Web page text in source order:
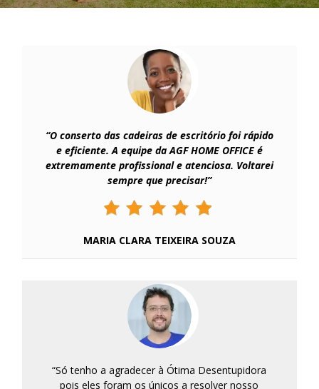
“O conserto das cadeiras de escritório foi rápido
e eficiente. A equipe da AGF HOME OFFICE é
extremamente profissional e atenciosa. Voltarei
sempre que precisar!”
MARIA CLARA TEIXEIRA SOUZA
“Só tenho a agradecer à Ótima Desentupidora
pois eles foram os únicos a resolver nosso